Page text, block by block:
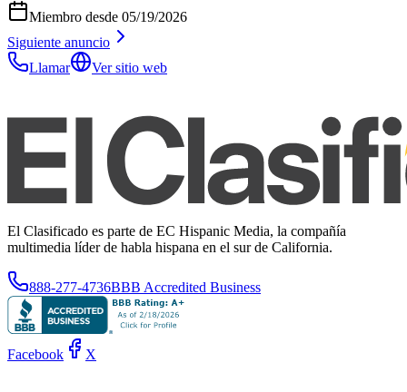
Miembro desde 05/19/2026
Siguiente anuncio
Llamar
Ver sitio web
El Clasificado es parte de EC Hispanic Media, la compañía
multimedia líder de habla hispana en el sur de California.
888-277-4736BBB Accredited Business
Facebook X